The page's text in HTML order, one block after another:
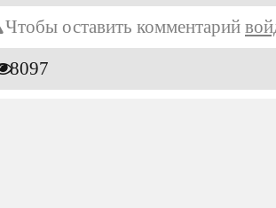
Чтобы оставить комментарий
8097